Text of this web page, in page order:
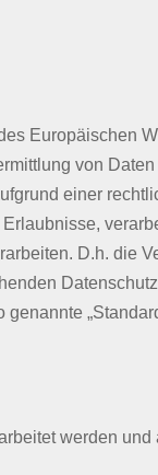
Europäischen
von
einer
D.h. die
werden